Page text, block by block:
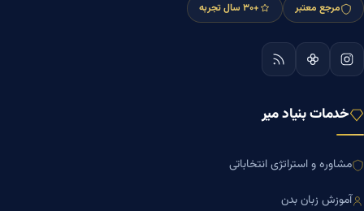
مرجع معتبر +۳۰ سال تجربه
خدمات بنیاد میر
مشاوره و استراتژی انتخاباتی
آموزش زبان بدن